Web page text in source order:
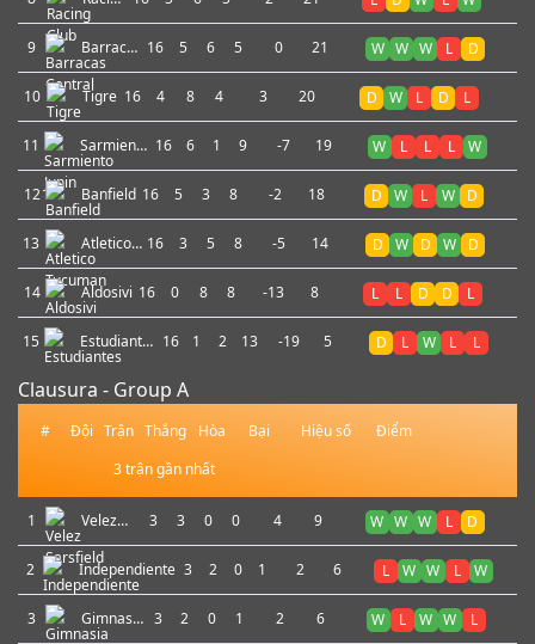
Club
9
Barracas
Central
16 5 6 5 0 21 W W W L D
10 Tigre 16 4 8 4 3 20 D W L D L
11
Sarmiento
Junin
16 6 1 9 -7 19 W L L L W
12 Banfield 16 5 3 8 -2 18 D W L W D
13
Atletico
Tucuman
16 3 5 8 -5 14 D W D W D
14 Aldosivi 16 0 8 8 -13 8 L L D D L
15
Estudiantes
de Rio
Cuarto
16 1 2 13 -19 5 D L W L L
Clausura - Group A
# Đội Trận Thắng Hòa Bại Hiệu số
Điểm
3 trận gần nhất
1
Velez
Sarsfield
3 3 0 0 4 9 W W W L D
2 Independiente 3 2 0 1 2 6 L W W L W
3
Gimnasia
M.
3 2 0 1 2 6 W L W W L